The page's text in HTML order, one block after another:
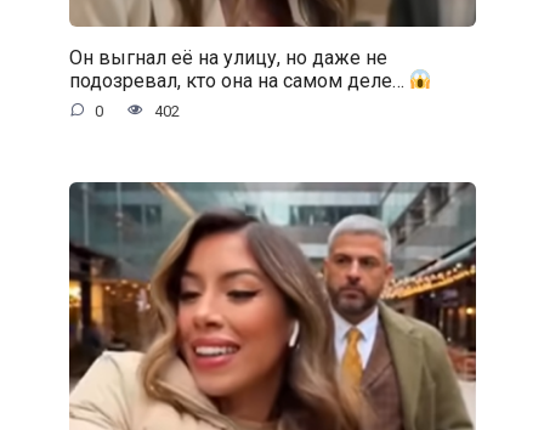
Он выгнал её на улицу, но даже не
подозревал, кто она на самом деле…
0 402